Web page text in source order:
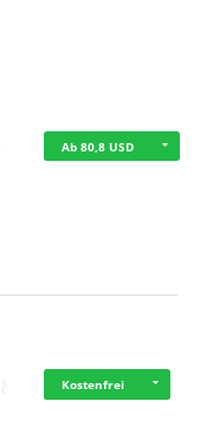
Ab 80,8 USD
Kostenfrei